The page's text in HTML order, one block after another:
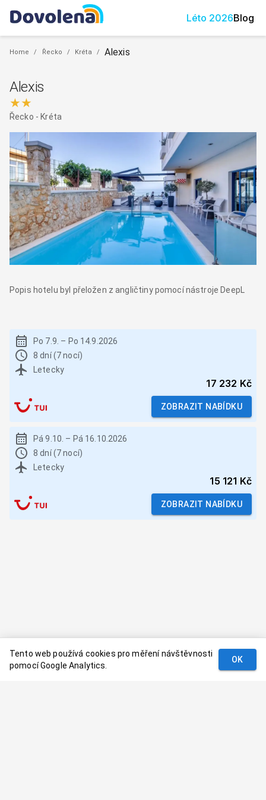
Léto 2026Blog
Home / Řecko / Kréta / Alexis
Alexis
★★
Řecko - Kréta
Popis hotelu byl přeložen z angličtiny pomocí nástroje DeepL
Po 7.9. – Po 14.9.2026
8 dní (7 nocí)
Letecky
17 232 Kč
ZOBRAZIT NABÍDKU
Pá 9.10. – Pá 16.10.2026
8 dní (7 nocí)
Letecky
15 121 Kč
ZOBRAZIT NABÍDKU
Tento web používá cookies pro měření návštěvnosti
pomocí Google Analytics.
OK